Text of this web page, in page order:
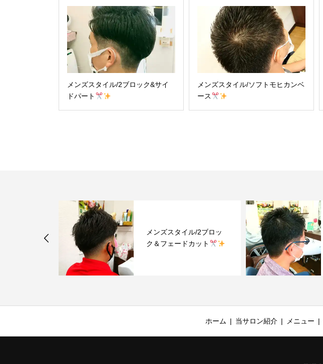
メンズスタイル/2ブロック&サイ
ドパート
メンズスタイル/ソフトモヒカンベ
ース
メンズスタイル/2ブロッ
ク＆フェードカット
ホーム 当サロン紹介 メニュー